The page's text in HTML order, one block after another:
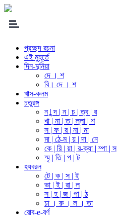
প্রচ্ছদ রচনা
এই মুহূর্তে
দিন-দুনিয়া
দে । শ
বি। দে । শ
খাস-কলম
চতুরঙ্গ
ন | ন্দ | ন | চ | ত্ব | র
খা | না | ত | ল্লা | শ
স | ফ | র | না | মা
মা | ঠে-ম | য় | দা | নে
কে | রি | য়া | র-ক্যা | ম্পা | স
স্মৃ | তি | প | ট
হযবরল
টে | ক | স | ই
ভা | ই | রা | ল
স | হ | জ | পা | ঠ
চা । রু । ল । তা
রোব-e-বর্ণ